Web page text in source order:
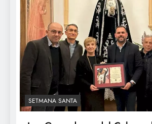
SETMANA SANTA